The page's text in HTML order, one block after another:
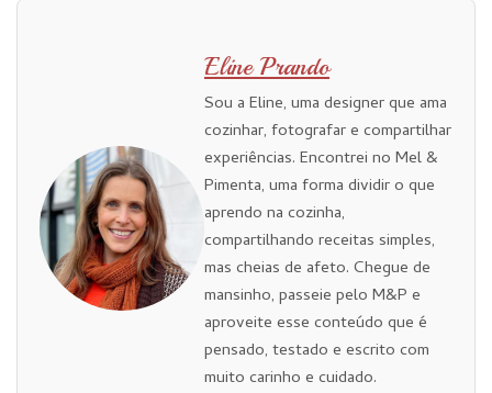
Eline Prando
Sou a Eline, uma designer que ama
cozinhar, fotografar e compartilhar
experiências. Encontrei no Mel &
Pimenta, uma forma dividir o que
aprendo na cozinha,
compartilhando receitas simples,
mas cheias de afeto. Chegue de
mansinho, passeie pelo M&P e
aproveite esse conteúdo que é
pensado, testado e escrito com
muito carinho e cuidado.